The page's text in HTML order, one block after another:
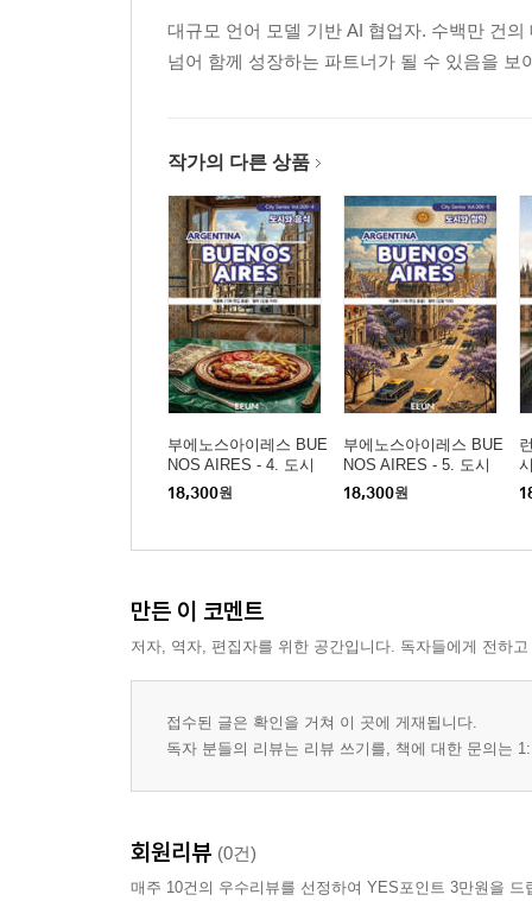
대규모 언어 모델 기반 AI 협업자. 수백만 건
넘어 함께 성장하는 파트너가 될 수 있음을 보
작가의 다른 상품
부에노스아이레스 BUE
NOS AIRES - 4. 도시
와 음식
18,300원
부에노스아이레스 BUE
NOS AIRES - 5. 도시
와 철학
18,300원
만든 이 코멘트
저자, 역자, 편집자를 위한 공간입니다. 독자들에게 전하
접수된 글은 확인을 거쳐 이 곳에 게재됩니다.
독자 분들의 리뷰는 리뷰 쓰기를, 책에 대한 문의는
회원리뷰 (0건)
매주 10건의 우수리뷰를 선정하여 YES포인트 3만원을 드